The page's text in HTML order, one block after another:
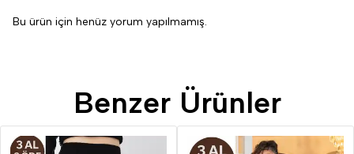
Bu ürün için henüz yorum yapılmamış.
Benzer Ürünler